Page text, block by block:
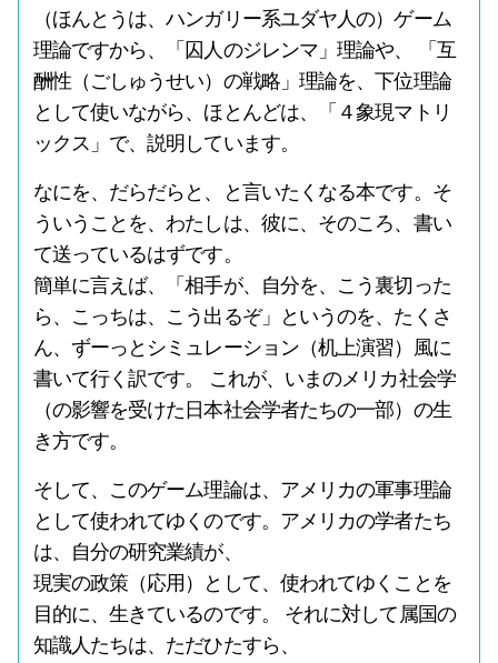
（ほんとうは、ハンガリー系ユダヤ人の）ゲーム
理論ですから、「囚人のジレンマ」理論や、 「互
酬性（ごしゅうせい）の戦略」理論を、下位理論
として使いながら、ほとんどは、「４象現マトリ
ックス」で、説明しています。
なにを、だらだらと、と言いたくなる本です。そ
ういうことを、わたしは、彼に、そのころ、書い
て送っているはずです。
簡単に言えば、「相手が、自分を、こう裏切った
ら、こっちは、こう出るぞ」というのを、たくさ
ん、ずーっとシミュレーション（机上演習）風に
書いて行く訳です。 これが、いまのメリカ社会学
（の影響を受けた日本社会学者たちの一部）の生
き方です。
そして、このゲーム理論は、アメリカの軍事理論
として使われてゆくのです。アメリカの学者たち
は、自分の研究業績が、
現実の政策（応用）として、使われてゆくことを
目的に、生きているのです。 それに対して属国の
知識人たちは、ただひたすら、